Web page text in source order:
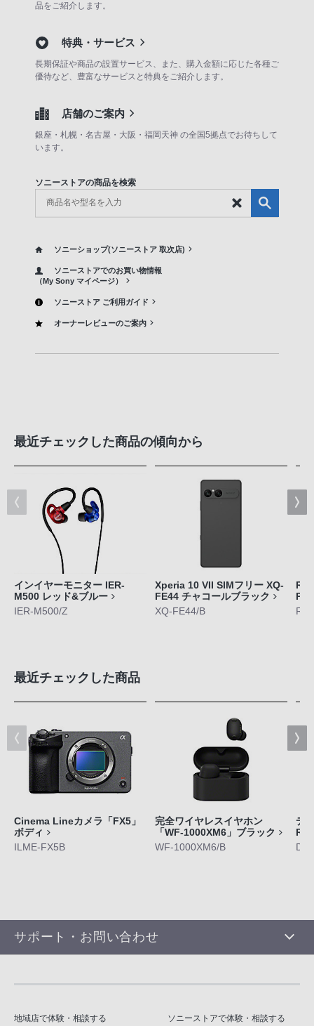
品をご紹介します。
特典・サービス
長期保証や商品の設置サービス、また、購入金額に応じた各種ご
優待など、豊富なサービスと特典をご紹介します。
店舗のご案内
銀座・札幌・名古屋・大阪・福岡天神 の全国5拠点でお待ちして
います。
ソニーストアの商品を検索
ソニーショップ(ソニーストア 取次店)
ソニーストアでのお買い物情報
（My Sony マイページ）
ソニーストア ご利用ガイド
オーナーレビューのご案内
最近チェックした商品の傾向から
インイヤーモニター IER-
M500 レッド&ブルー
IER-M500/Z
Xperia 10 VII SIMフリー XQ-
FE44 チャコールブラック
XQ-FE44/B
最近チェックした商品
Cinema Lineカメラ「FX5」
ボディ
ILME-FX5B
完全ワイヤレスイヤホン
「WF-1000XM6」ブラック
WF-1000XM6/B
デ
サポート・お問い合わせ
地域店で体験・相談する ソニーストアで体験・相談する